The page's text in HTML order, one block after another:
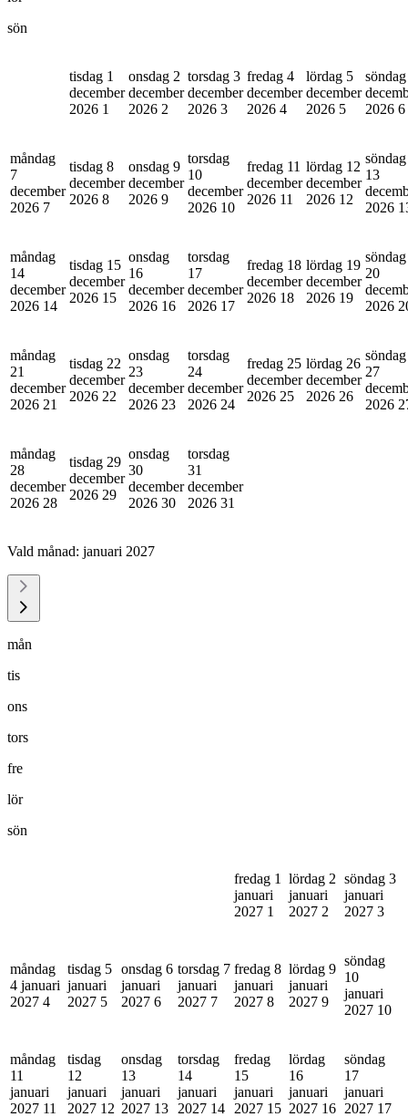
sön
tisdag 1
december
2026 1
onsdag 2
december
2026 2
torsdag 3
december
2026 3
fredag 4
december
2026 4
lördag 5
december
2026 5
2026 6
måndag
7
december
2026 7
tisdag 8
december
2026 8
onsdag 9
december
2026 9
torsdag
10
december
2026 10
fredag 11
december
2026 11
lördag 12
december
2026 12
söndag
13
2026
måndag
14
december
2026 14
tisdag 15
december
2026 15
onsdag
16
december
2026 16
torsdag
17
december
2026 17
fredag 18
december
2026 18
lördag 19
december
2026 19
söndag
20
2026
måndag
21
december
2026 21
tisdag 22
december
2026 22
onsdag
23
december
2026 23
torsdag
24
december
2026 24
fredag 25
december
2026 25
lördag 26
december
2026 26
söndag
27
2026
måndag
28
december
2026 28
tisdag 29
december
2026 29
onsdag
30
december
2026 30
torsdag
31
december
2026 31
Vald månad: januari 2027
mån
tis
ons
tors
fre
lör
sön
fredag 1
januari
2027 1
lördag 2
januari
2027 2
söndag 3
januari
2027 3
måndag
4 januari
2027 4
tisdag 5
januari
2027 5
onsdag 6
januari
2027 6
torsdag 7
januari
2027 7
fredag 8
januari
2027 8
lördag 9
januari
2027 9
söndag
10
januari
2027 10
måndag
11
januari
2027 11
tisdag
12
januari
2027 12
onsdag
13
januari
2027 13
torsdag
14
januari
2027 14
fredag
15
januari
2027 15
lördag
16
januari
2027 16
söndag
17
januari
2027 17